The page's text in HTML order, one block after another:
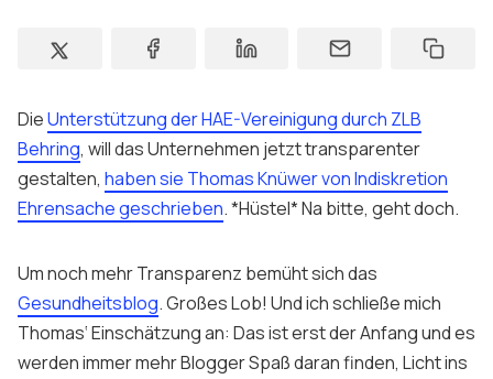
London Barrierefrei
Kontakt
Sign up
DieUnterstützung der HAE-Vereinigung durch ZLB
Behring, will das Unternehmen jetzt transparenter
gestalten, haben sie Thomas Knüwer von Indiskretion
Ehrensache geschrieben. *Hüstel* Na bitte, geht doch.
Um noch mehr Transparenz bemüht sich das
Gesundheitsblog. Großes Lob! Und ich schließe mich
Thomas‘ Einschätzung an: Das ist erst der Anfang und es
werden immer mehr Blogger Spaß daran finden, Licht ins